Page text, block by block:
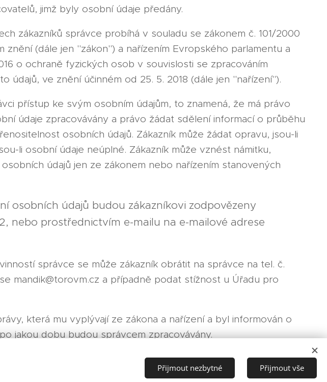
jimž byly osobní údaje předány.
zákazníků správce probíhá v souladu se zákonem č. 101/2000
znění (dále jen "zákon") a nařízením Evropského parlamentu a
o ochraně fyzických osob v souvislosti se zpracováním
údajů, ve znění účinném od 25. 5. 2018 (dále jen "nařízení").
přístup ke svým osobním údajům, to znamená, že má právo
údaje zpracovávány a právo žádat sdělení informací o průběhu
osobních údajů. Zákazník může žádat opravu, jsou-li
li osobní údaje neúplné. Zákazník může vznést námitku,
údajů jen ze zákonem nebo nařízením stanovených
osobních údajů budou zákazníkovi zodpovězeny
nebo prostřednictvím e-mailu na e-mailové adrese
správce se může zákazník obrátit na správce na tel. č.
mandik@torovm.cz a případně podat stížnost u Úřadu pro
která mu vyplývají ze zákona a nařízení a byl informován o
jakou dobu budou správcem zpracovávány.
Přijmout nezbytné Přijmout vše